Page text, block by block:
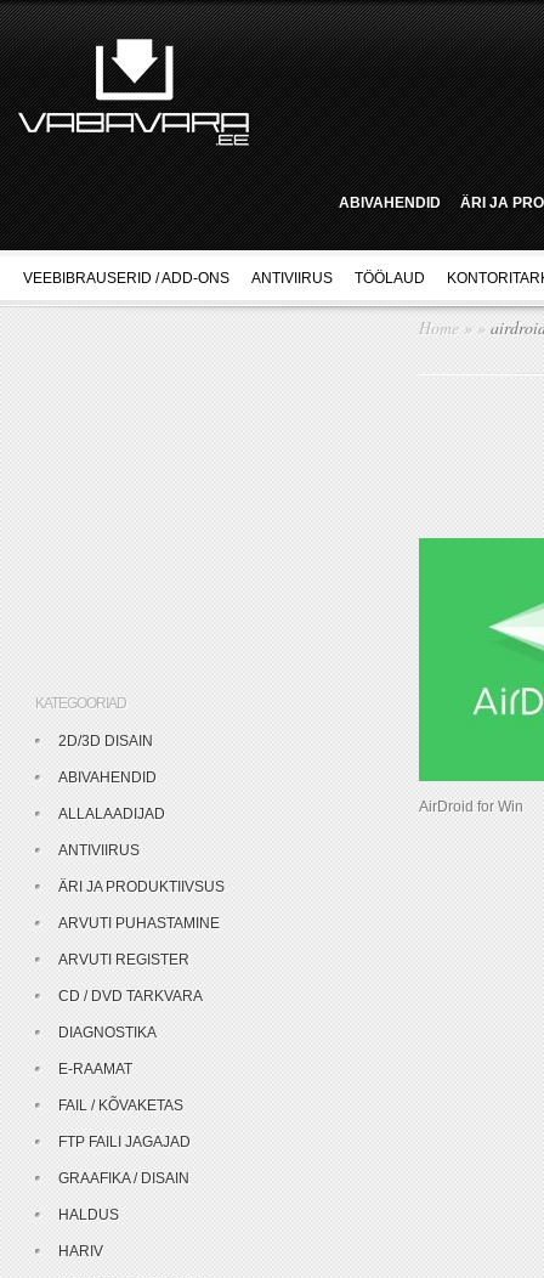
ABIVAHENDID ÄRI JA
VEEBIBRAUSERID / ADD-ONS ANTIVIIRUS TÖÖLAUD
Home » »
AirDroid for Win
KATEGOORIAD
2D/3D DISAIN
ABIVAHENDID
ALLALAADIJAD
ANTIVIIRUS
ÄRI JA PRODUKTIIVSUS
ARVUTI PUHASTAMINE
ARVUTI REGISTER
CD / DVD TARKVARA
DIAGNOSTIKA
E-RAAMAT
FAIL / KÕVAKETAS
FTP FAILI JAGAJAD
GRAAFIKA / DISAIN
HALDUS
HARIV